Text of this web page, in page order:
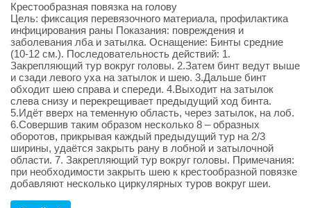
Крестообразная повязка на голову
Цель: фиксация перевязочного материала, профилактика
инфицирования раны Показания: повреждения и
заболевания лба и затылка. Оснащение: Бинты средние
(10-12 см.). Последовательность действий: 1.
Закрепляющий тур вокруг головы. 2.Затем бинт ведут выше
и сзади левого уха на затылок и шею. 3.Дальше бинт
обходит шею справа и спереди. 4.Выходит на затылок
слева снизу и перекрещивает предыдущий ход бинта.
5.Идёт вверх на теменную область, через затылок, на лоб.
6.Совершив таким образом несколько 8 – образных
оборотов, прикрывая каждый предыдущий тур на 2/3
ширины, удаётся закрыть рану в лобной и затылочной
области. 7. Закрепляющий тур вокруг головы. Примечания:
при необходимости закрыть шею к крестообразной повязке
добавляют несколько циркулярных туров вокруг шеи.